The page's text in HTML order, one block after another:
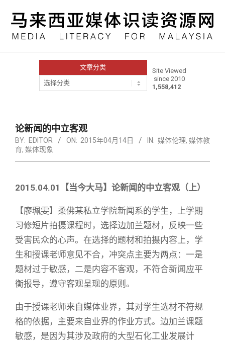
content
文章分类
文
章
Site Viewed
since 2010
1,558,412
Navigation
Menu
论新闻的中立客观
BY: EDITOR ON: 2015年04月14日 IN: 媒体伦理, 媒体教
育, 媒体现象
2015.04.01【当今大马】 论新闻的中立客观（上）
【廖珮雯】柔佛某私立学院新闻系的学生，上学期
习修短片拍摄课程时，选择边加兰题材，反映一些
受害民众的心声。在选择的题材和拍摄内容上，学
生和授课老师意见不合，冲突点主要为两点：一是
题材过于敏感，二是内容不客观，不符合新闻应平
衡报导，遵守客观呈现的原则。
由于授课老师来自媒体业界，其对学生选材不符规
格的依据，主要来自业界的作业方式。边加兰课题
敏感，是因为其涉及政府的大型石化工业发展计